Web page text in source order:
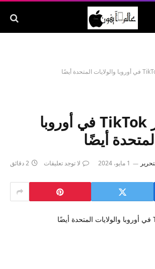
يمكن حظر TikTok في أوروبا
أيضًا
1 مايو، 2024 لا توجد تعليقات 2 دقائق